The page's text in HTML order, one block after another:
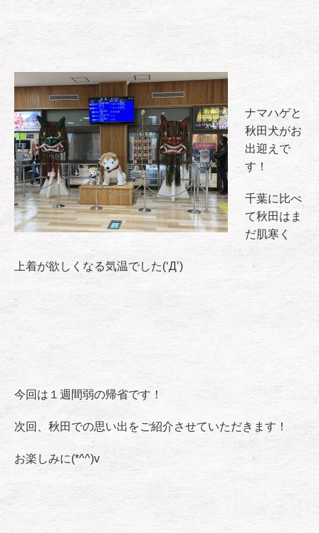
ナマハゲと
秋田犬がお
出迎えで
す！
千葉に比べ
て秋田はま
だ肌寒く
上着が欲しくなる気温でした(‘Д’)
今回は１週間弱の帰省です！
次回、秋田での思い出をご紹介させていただきます！
お楽しみに(*^^)v